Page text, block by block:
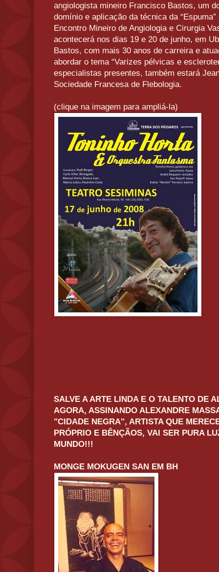
angiologista mineiro Francisco Bastos, um
domínio e aplicação da técnica da
Encontro Mineiro de Angiologia e Cirurgia
acontecerá nos dias 19 e 20 de junho, em
Bastos, com mais 30 anos de carreira e
abordar o tema “Varizes pélvicas e
especialistas presentes, também estará
Sociedade Francesa de Flebologia.
(clique na imagem para ampliá-la)
SALVE A ARTE LINDA E O TALENTO DE
AGORA, ASSINANDO ALEXANDRE
"CIDADE NEGRA", ARTISTA QUE
PRÓPRIO E BÊNÇÃOS, VAI SER PURA
MUNDO!!!
MONGE MOKUGEN SAN EM BH